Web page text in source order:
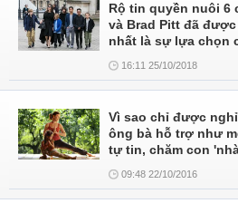
Rộ tin quyền nuôi 6
và Brad Pitt đã
nhất là sự lựa chọn
16:11 25/10/2018
Vì sao chỉ được
ông bà hỗ trợ như
tự tin, chăm con
09:48 22/10/2016